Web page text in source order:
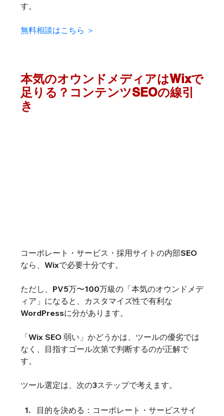
す。
無料相談はこちら ＞
本気のオウンドメディアはWixで
足りる？コンテンツSEOの線引
き
コーポレート・サービス・採用サイトの内部SEO
なら、Wixで必要十分です。
ただし、PV5万〜100万級の「本気のオウンドメデ
ィア」になると、カスタマイズ性で有利な
WordPressに分があります。
「Wix SEO 弱い」かどうかは、ツールの優劣では
なく、目指すゴール次第で判断するのが正解で
す。
ツール選定は、次の3ステップで考えます。
目的を決める：コーポレート・サービスサイ